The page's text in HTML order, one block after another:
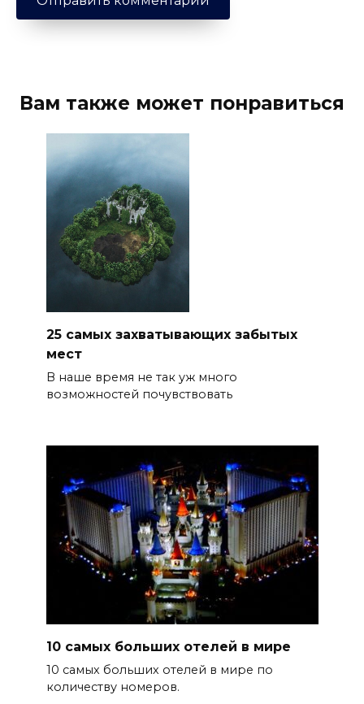
Вам также может понравиться
25 самых захватывающих забытых
мест
В наше время не так уж много
возможностей почувствовать
10 самых больших отелей в мире
10 самых больших отелей в мире по
количеству номеров.